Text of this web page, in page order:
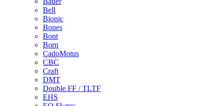
Bell
Bionic
Bones
Bont
Born
CadoMotus
CBC
Craft
DMT
Double FF / TLTF
EHS